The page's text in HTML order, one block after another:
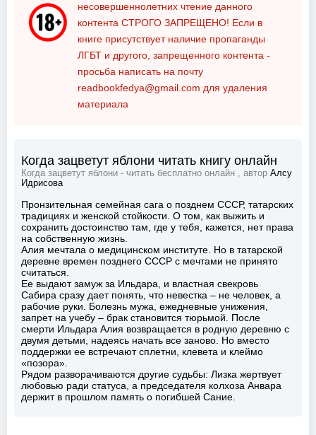
несовершеннолетних чтение данного
контента СТРОГО ЗАПРЕЩЕНО! Если в
книге присутствует наличие пропаганды
ЛГБТ и другого, запрещенного контента -
просьба написать на почту
readbookfedya@gmail.com для удаления
материала
Когда зацветут яблони читать книгу онлайн
Когда зацветут яблони - читать бесплатно онлайн , автор Алсу
Идрисова
Пронзительная семейная сага о позднем СССР, татарских
традициях и женской стойкости. О том, как выжить и
сохранить достоинство там, где у тебя, кажется, нет права
на собственную жизнь.
Алия мечтала о медицинском институте. Но в татарской
деревне времен позднего СССР с мечтами не принято
считаться.
Ее выдают замуж за Ильдара, и властная свекровь
Сабира сразу дает понять, что невестка – не человек, а
рабочие руки. Болезнь мужа, ежедневные унижения,
запрет на учебу – брак становится тюрьмой. После
смерти Ильдара Алия возвращается в родную деревню с
двумя детьми, надеясь начать все заново. Но вместо
поддержки ее встречают сплетни, клевета и клеймо
«позора».
Рядом разворачиваются другие судьбы: Лизка жертвует
любовью ради статуса, а председателя колхоза Анвара
держит в прошлом память о погибшей Сание.